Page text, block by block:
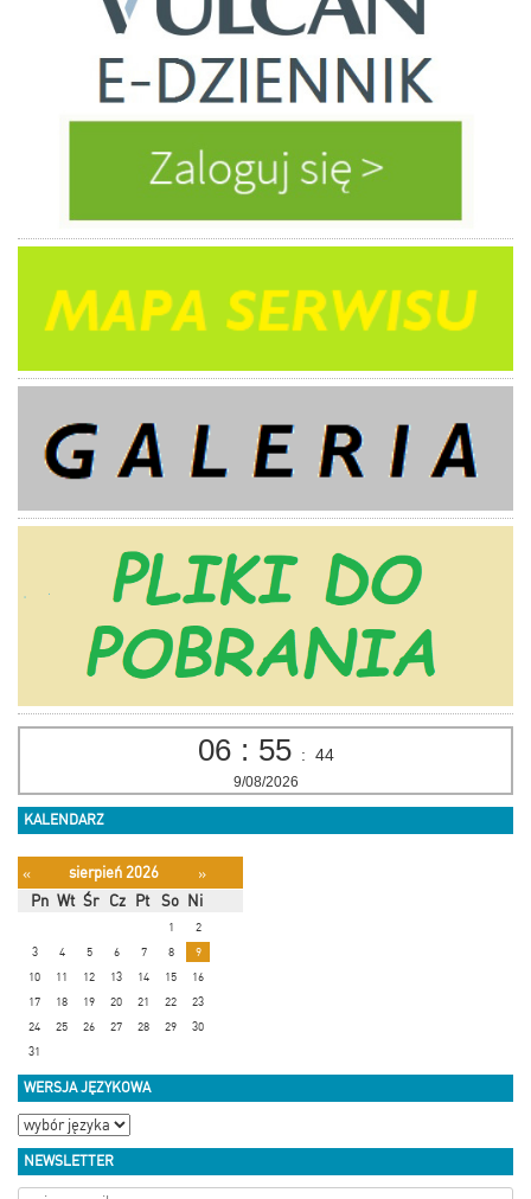
06 : 55 : 45
9/08/2026
KALENDARZ
« sierpień 2026
»
Pn Wt Śr Cz Pt So Ni
1
2
3
4 5 6 7 8
9
10
11 12 13 14 15
16
17
18 19 20 21 22
23
24
25 26 27 28 29
30
31
WERSJA JĘZYKOWA
NEWSLETTER